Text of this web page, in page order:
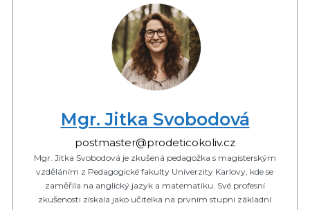
Mgr. Jitka Svobodová
postmaster@prodeticokoliv.cz
Mgr. Jitka Svobodová je zkušená pedagožka s magisterským
vzděláním z Pedagogické fakulty Univerzity Karlovy, kde se
zaměřila na anglický jazyk a matematiku. Své profesní
zkušenosti získala jako učitelka na prvním stupni základní